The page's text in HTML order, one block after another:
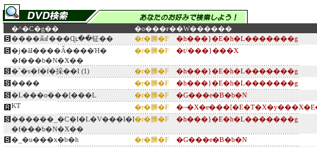
�^�C�g�� �o���ғ��W������
����ӂꂽ���Ɋւ��钲��
�r�䐰�F
�h���}�E�h�L�������g
�j�āI����Ȃ����Ή�
�f���b�N�X��
�r�䐰�F �t/���}���X
�`�s�f�f�挆��I (1) �r�䐰�F
�h���}�E�h�L�������g
����
�r�䐰�F
�h���}�E�h�L�������g
�L���o���[���L
�r�䐰�F
�G���e�B�b�N
KT
�r�䐰�F
������_�C�I�L�V���I�I
�f���b�N�X��
�r�䐰�F �h���}�E�h�L�������g
�_�u���x�b�h �r�䐰�F
�G���e�B�b�N